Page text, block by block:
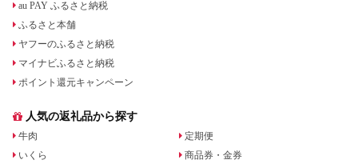
au PAY ふるさと納税
ふるさと本舗
ヤフーのふるさと納税
マイナビふるさと納税
ポイント還元キャンペーン
人気の返礼品から探す
牛肉
いくら
定期便
商品券・金券